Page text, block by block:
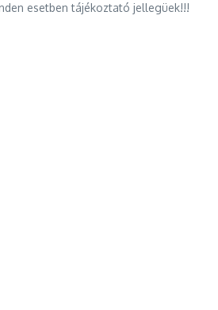
esetben tájékoztató jellegüek!!!